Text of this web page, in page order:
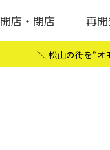
開店・閉店 再
＼ 松山の街を“オ